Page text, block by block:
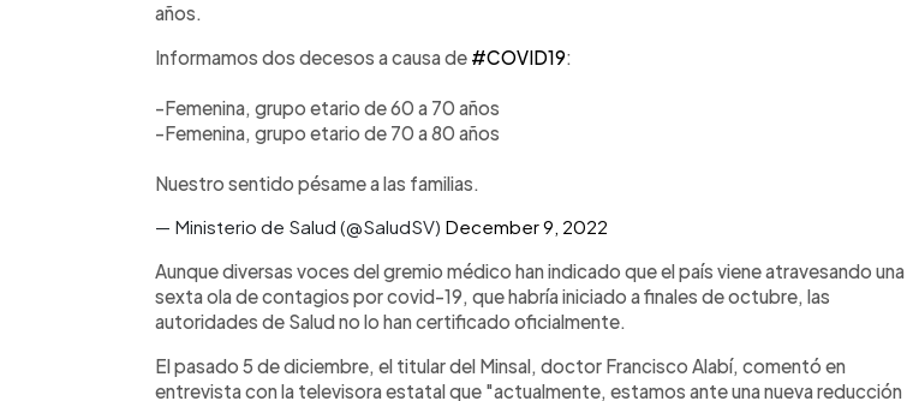
años.
Informamos dos decesos a causa de #COVID19:
-Femenina, grupo etario de 60 a 70 años
-Femenina, grupo etario de 70 a 80 años
Nuestro sentido pésame a las familias.
— Ministerio de Salud (@SaludSV) December 9, 2022
Aunque diversas voces del gremio médico han indicado que el país viene atravesando una
sexta ola de contagios por covid-19, que habría iniciado a finales de octubre, las
autoridades de Salud no lo han certificado oficialmente.
El pasado 5 de diciembre, el titular del Minsal, doctor Francisco Alabí, comentó en
entrevista con la televisora estatal que "actualmente, estamos ante una nueva reducción